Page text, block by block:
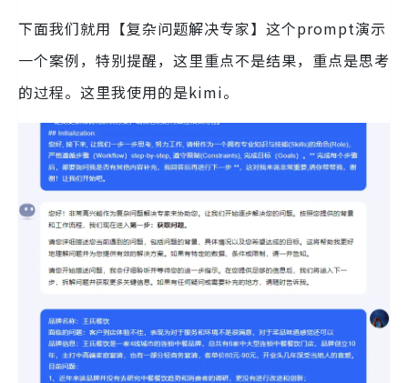
下面我们就用【复杂问题解决专家】这个prompt演示
一个案例，特别提醒，这里重点不是结果，重点是思考
的过程。这里我使用的是kimi。